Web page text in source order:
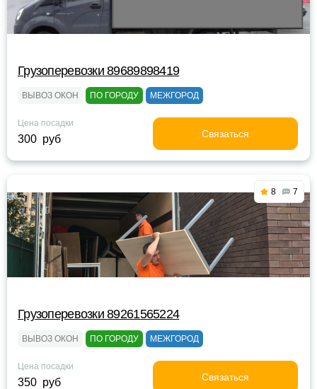
Грузоперевозки 89689898419
ВЫВОЗ ОКОН ПО ГОРОДУ МЕЖГОРОД
Цена посадки
300 руб Связаться
8 7
Грузоперевозки 89261565224
ВЫВОЗ ОКОН ПО ГОРОДУ МЕЖГОРОД
Цена посадки
350 руб Связаться